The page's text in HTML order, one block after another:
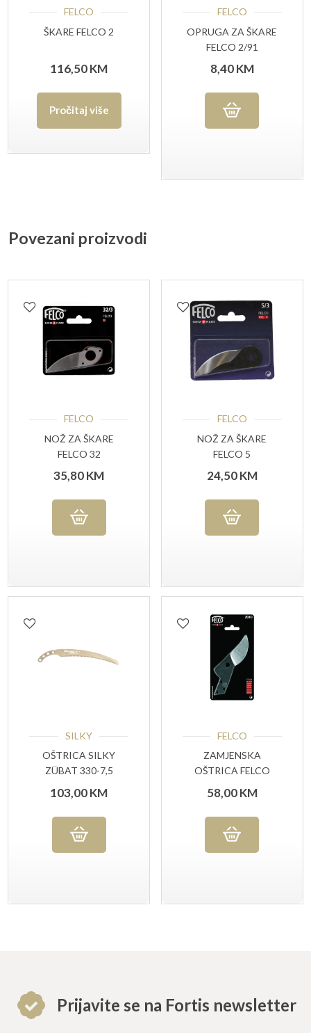
FELCO
ŠKARE FELCO 2
116,50KM
Pročitaj više
FELCO
OPRUGA ZA ŠKARE
FELCO 2/91
8,40KM
Povezani proizvodi
FELCO
NOŽ ZA ŠKARE
FELCO 32
35,80KM
FELCO
NOŽ ZA ŠKARE
FELCO 5
24,50KM
SILKY
OŠTRICA SILKY
ZÜBAT 330-7,5
103,00KM
FELCO
ZAMJENSKA
OŠTRICA FELCO
58,00KM
Prijavite se na Fortis newsletter